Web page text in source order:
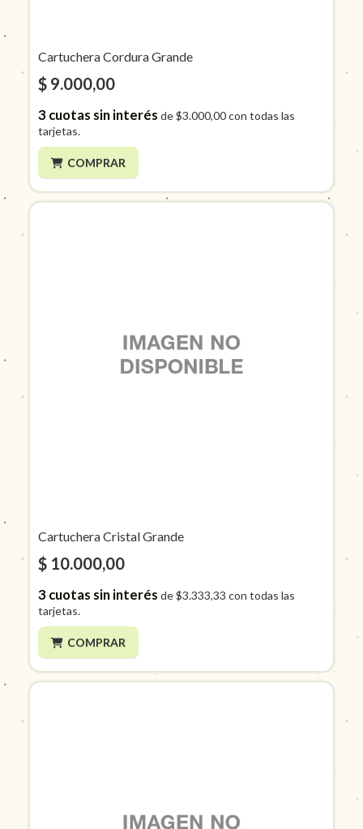
Cartuchera Cordura Grande
$ 9.000,00
3cuotas sin interés de$3.000,00con todas las
tarjetas.
COMPRAR
Cartuchera Cristal Grande
$ 10.000,00
3cuotas sin interés de$3.333,33 con todas las
tarjetas.
COMPRAR